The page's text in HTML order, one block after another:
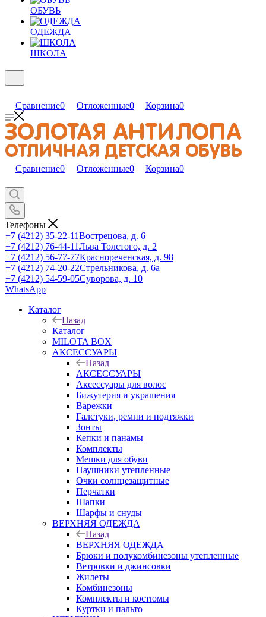
ОБУВЬ
ОДЕЖДА
ШКОЛА
Сравнение0 Отложенные0 Корзина0
Сравнение0 Отложенные0 Корзина0
Телефоны
+7 (4212) 35-22-11Вострецова, д. 6
+7 (4212) 76-44-11Льва Толстого, д. 2
+7 (4212) 56-77-77Краснореченская, д. 98
+7 (4212) 74-20-22Стрельникова, д. 6а
+7 (4212) 54-59-05Суворова, д. 10
WhatsApp
Каталог
Назад
Каталог
MILOTA BOX
АКСЕССУАРЫ
Назад
АКСЕССУАРЫ
Аксессуары для волос
Бижутерия и украшения
Варежки
Галстуки, ремни и подтяжки
Зонты
Кепки и панамы
Комплекты
Мешки для обуви
Наушники утепленные
Очки солнцезащитные
Перчатки
Шапки
Шарфы и снуды
ВЕРХНЯЯ ОДЕЖДА
Назад
ВЕРХНЯЯ ОДЕЖДА
Брюки и полукомбинезоны утепленные
Ветровки и джинсовки
Жилеты
Комбинезоны
Комплекты и костюмы
Куртки и пальто